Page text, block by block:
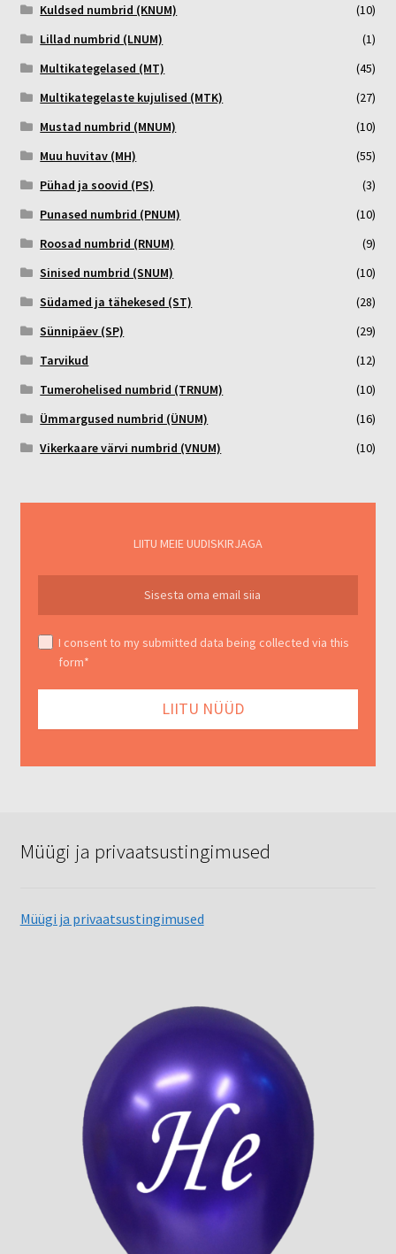
Kuldsed numbrid (KNUM)
(10)
Lillad numbrid (LNUM)
(1)
Multikategelased (MT)
(45)
Multikategelaste kujulised (MTK)
(27)
Mustad numbrid (MNUM)
(10)
Muu huvitav (MH)
(55)
Pühad ja soovid (PS)
(3)
Punased numbrid (PNUM)
(10)
Roosad numbrid (RNUM)
(9)
Sinised numbrid (SNUM)
(10)
Südamed ja tähekesed (ST)
(28)
Sünnipäev (SP)
(29)
Tarvikud
(12)
Tumerohelised numbrid (TRNUM)
(10)
Ümmargused numbrid (ÜNUM)
(16)
Vikerkaare värvi numbrid (VNUM)
(10)
LIITU MEIE UUDISKIRJAGA
I consent to my submitted data being collected via this
form*
Müügi ja privaatsustingimused
Müügi ja privaatsustingimused